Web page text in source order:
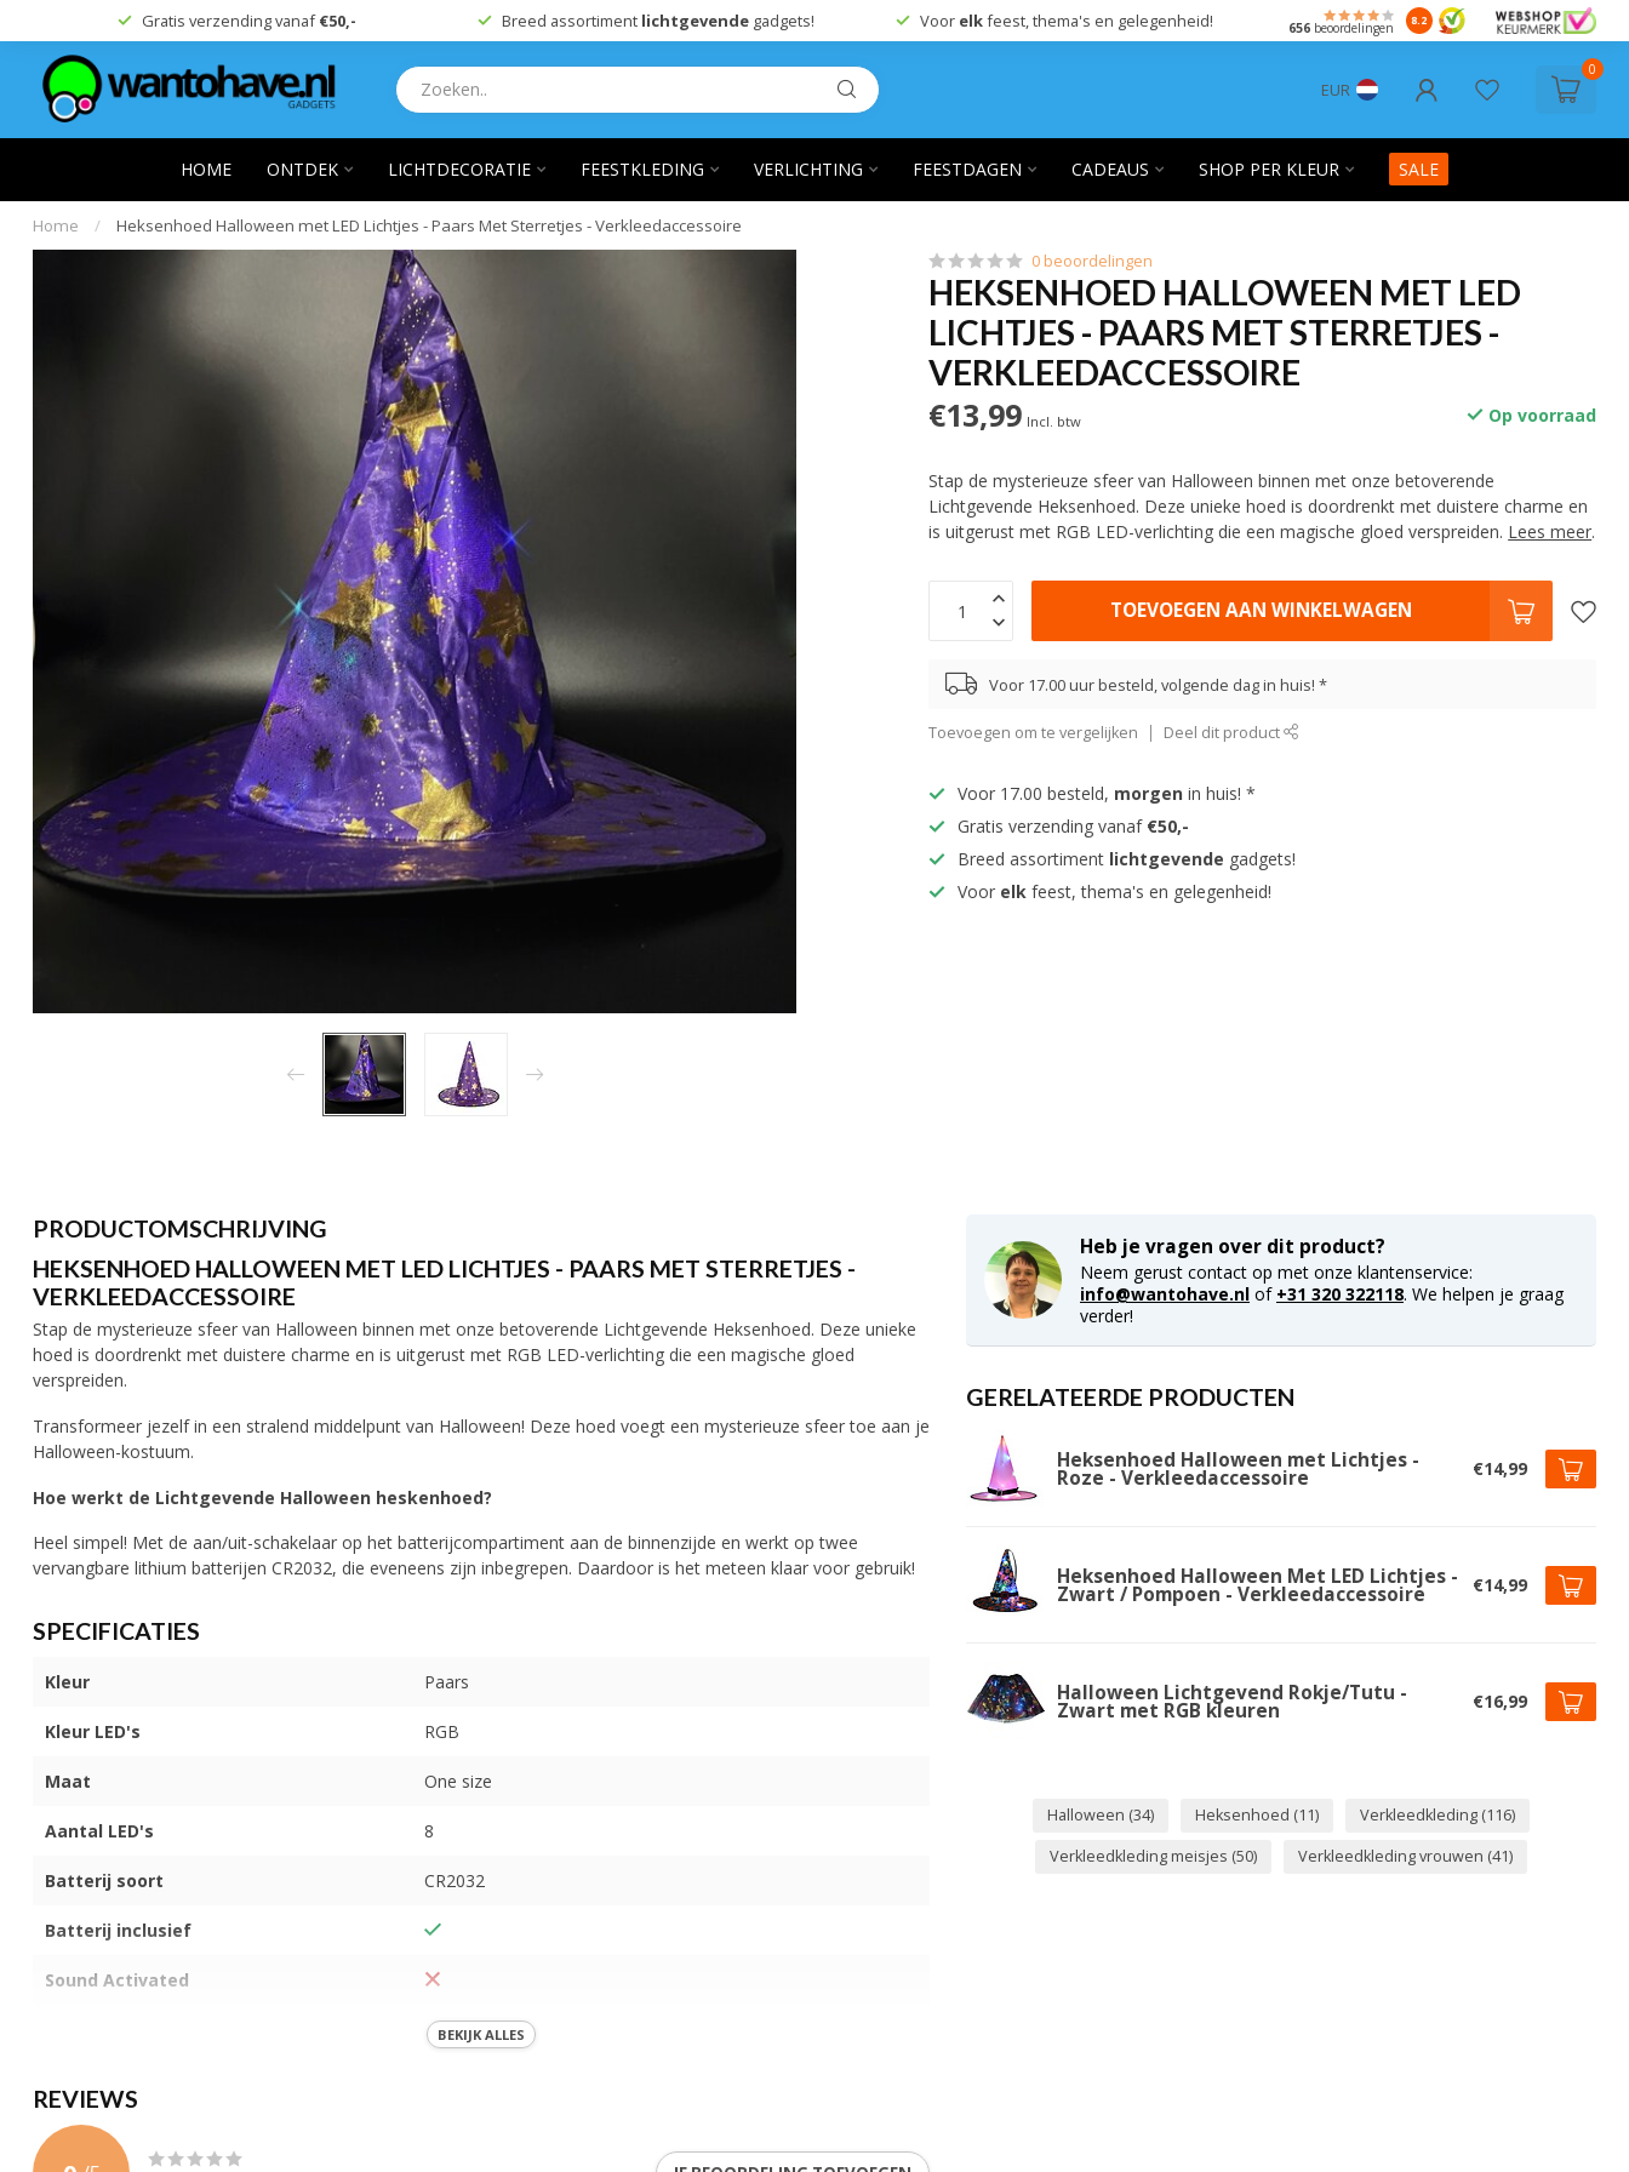
Gratis verzending vanaf€50,- Breed assortiment lichtgevendegadgets! Voor elkfeest, thema's en gelegenheid! 656beoordelingen 8.2
EUR
0
HOME ONTDEK LICHTDECORATIE FEESTKLEDING VERLICHTING FEESTDAGEN CADEAUS SHOP PER KLEUR SALE
Home / Heksenhoed Halloween met LED Lichtjes - Paars Met Sterretjes - Verkleedaccessoire
0 beoordelingen
HEKSENHOED HALLOWEEN MET LED
LICHTJES - PAARS MET STERRETJES -
VERKLEEDACCESSOIRE
€13,99 Incl. btw Op voorraad
Stap de mysterieuze sfeer van Halloween binnen met onze betoverende
Lichtgevende Heksenhoed. Deze unieke hoed is doordrenkt met duistere charme en
is uitgerust met RGB LED-verlichting die een magische gloed verspreiden. Lees meer.
TOEVOEGEN AAN WINKELWAGEN
Voor 17.00 uur besteld, volgende dag in huis! *
Toevoegen om te vergelijken Deel dit product
Voor 17.00 besteld, morgen in huis! *
Gratis verzending vanaf €50,-
Breed assortiment lichtgevende gadgets!
Voor elk feest, thema's en gelegenheid!
PRODUCTOMSCHRIJVING
HEKSENHOED HALLOWEEN MET LED LICHTJES - PAARS MET STERRETJES -
VERKLEEDACCESSOIRE
Stap de mysterieuze sfeer van Halloween binnen met onze betoverende Lichtgevende Heksenhoed. Deze unieke
hoed is doordrenkt met duistere charme en is uitgerust met RGB LED-verlichting die een magische gloed
verspreiden.
Transformeer jezelf in een stralend middelpunt van Halloween! Deze hoed voegt een mysterieuze sfeer toe aan je
Halloween-kostuum.
Hoe werkt de Lichtgevende Halloween heskenhoed?
Heel simpel! Met de aan/uit-schakelaar op het batterijcompartiment aan de binnenzijde en werkt op twee
vervangbare lithium batterijen CR2032, die eveneens zijn inbegrepen. Daardoor is het meteen klaar voor gebruik!
SPECIFICATIES
Kleur Paars
Kleur LED's RGB
Maat One size
Aantal LED's 8
Batterij soort CR2032
Batterij inclusief
Sound Activated
Polyester
Certificering
BEKIJK ALLES
REVIEWS
Heb je vragen over dit product?
Neem gerust contact op met onze klantenservice:
info@wantohave.nl of +31 320 322118. We helpen je graag
verder!
GERELATEERDE PRODUCTEN
Heksenhoed Halloween met Lichtjes -
Roze - Verkleedaccessoire €14,99
Heksenhoed Halloween Met LED Lichtjes -
Zwart / Pompoen - Verkleedaccessoire €14,99
Halloween Lichtgevend Rokje/Tutu -
Zwart met RGB kleuren €16,99
Halloween (34) Heksenhoed (11) Verkleedkleding (116)
Verkleedkleding meisjes (50) Verkleedkleding vrouwen (41)